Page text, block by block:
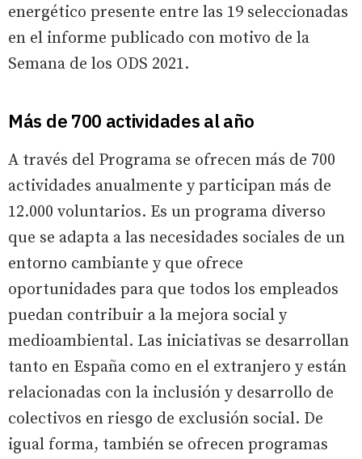
energético presente entre las 19 seleccionadas
en el informe publicado con motivo de la
Semana de los ODS 2021.
Más de 700 actividades al año
A través del Programa se ofrecen más de 700
actividades anualmente y participan más de
12.000 voluntarios. Es un programa diverso
que se adapta a las necesidades sociales de un
entorno cambiante y que ofrece
oportunidades para que todos los empleados
puedan contribuir a la mejora social y
medioambiental. Las iniciativas se desarrollan
tanto en España como en el extranjero y están
relacionadas con la inclusión y desarrollo de
colectivos en riesgo de exclusión social. De
igual forma, también se ofrecen programas